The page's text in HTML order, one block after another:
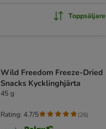
Toppsäljare
Wild Freedom Freeze-Dried
Snacks Kycklinghjärta
45 g
Rating: 4.7/5 (26)